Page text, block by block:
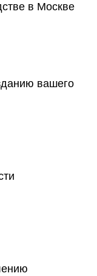
в Москве
вашего